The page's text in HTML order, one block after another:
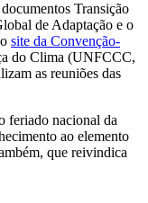
Transição
de Adaptação e o
site da Convenção-
do Clima (UNFCCC,
as reuniões das
feriado nacional da
ao elemento
que reivindica